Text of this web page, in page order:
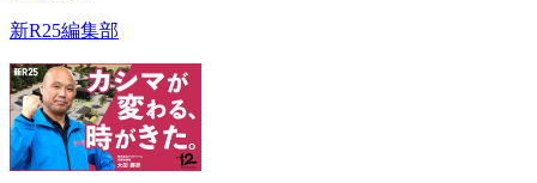
新R25編集部